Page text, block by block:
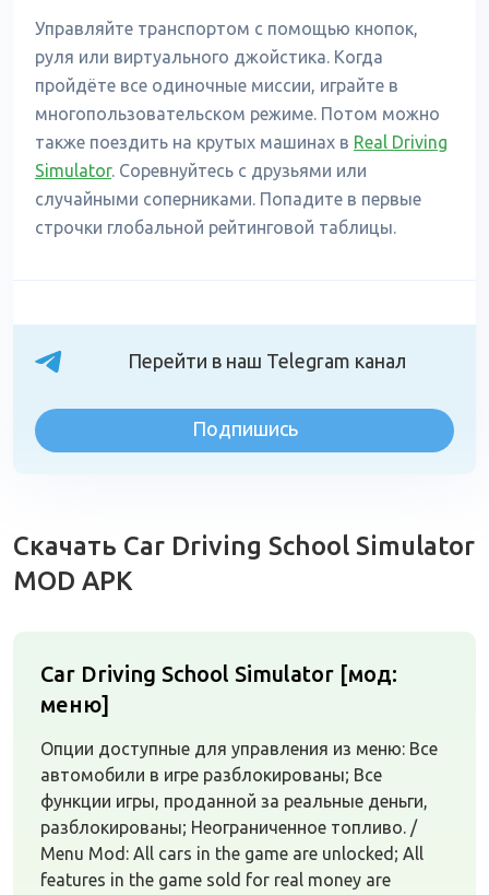
Управляйте транспортом с помощью кнопок,
руля или виртуального джойстика. Когда
пройдёте все одиночные миссии, играйте в
многопользовательском режиме. Потом можно
также поездить на крутых машинах в Real Driving
Simulator. Соревнуйтесь с друзьями или
случайными соперниками. Попадите в первые
строчки глобальной рейтинговой таблицы.
Перейти в наш Telegram канал
Подпишись
Скачать Car Driving School Simulator
MOD APK
Car Driving School Simulator [мод:
меню]
Опции доступные для управления из меню: Все
автомобили в игре разблокированы; Все
функции игры, проданной за реальные деньги,
разблокированы; Неограниченное топливо. /
Menu Mod: All cars in the game are unlocked; All
features in the game sold for real money are